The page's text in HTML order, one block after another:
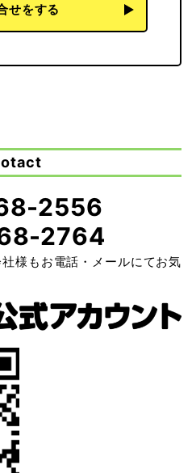
せをする
2556
2764
様もお電話・メールにてお気